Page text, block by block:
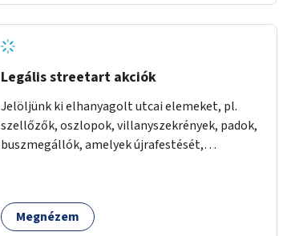
Legális streetart akciók
Jelöljünk ki elhanyagolt utcai elemeket, pl.
szellőzők, oszlopok, villanyszekrények, padok,
buszmegállók, amelyek újrafestését,
eszközökkel.
Megnézem